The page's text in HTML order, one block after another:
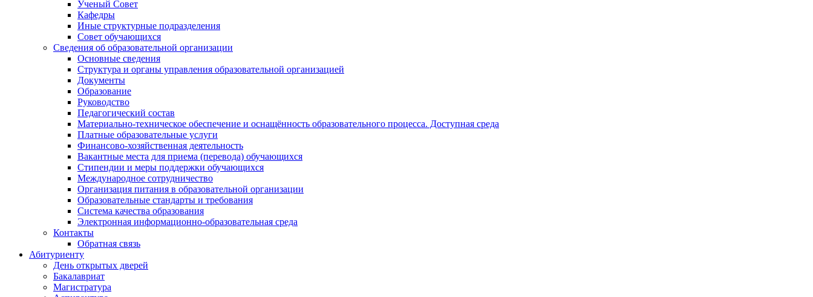
Ученый Совет
Кафедры
Иные структурные подразделения
Совет обучающихся
Сведения об образовательной организации
Основные сведения
Структура и органы управления образовательной организацией
Документы
Образование
Руководство
Педагогический состав
Материально-техническое обеспечение и оснащённость образовательного процесса. Доступная среда
Платные образовательные услуги
Финансово-хозяйственная деятельность
Вакантные места для приема (перевода) обучающихся
Стипендии и меры поддержки обучающихся
Международное сотрудничество
Организация питания в образовательной организации
Образовательные стандарты и требования
Система качества образования
Электронная информационно-образовательная среда
Контакты
Обратная связь
Абитуриенту
День открытых дверей
Бакалавриат
Магистратура